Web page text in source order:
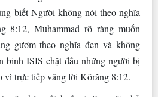
biết Người không nói theo nghĩa
8:12, Muhammad rõ ràng muốn
gươm theo nghĩa đen và không
binh ISIS chặt đầu những người bị
vì trực tiếp vâng lời Kôrăng 8:12.